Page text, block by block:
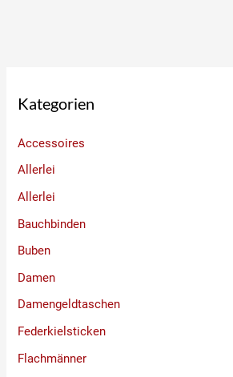
Kategorien
Accessoires
Allerlei
Allerlei
Bauchbinden
Buben
Damen
Damengeldtaschen
Federkielsticken
Flachmänner